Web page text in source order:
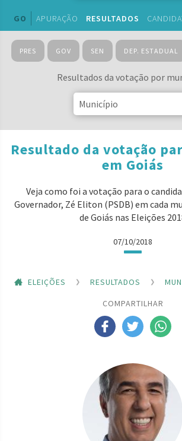
GO APURAÇÃO RESULTADOS
PRES GOV SEN DEP. ESTADUAL
Resultados da votação por
Resultado da votação
em Goiás
Veja como foi a votação para o
Governador, Zé Eliton (PSDB) em cada
de Goiás nas Eleições
07/10/2018
ELEIÇÕES RESULTADOS
COMPARTILHAR